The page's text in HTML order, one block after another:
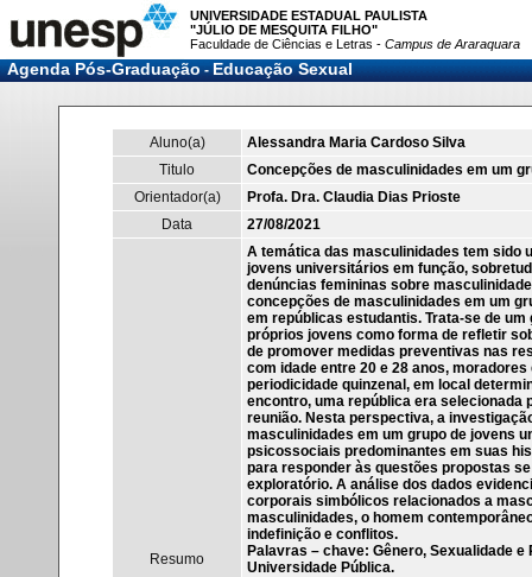
UNIVERSIDADE ESTADUAL PAULISTA
"JÚLIO DE MESQUITA FILHO"
Faculdade de Ciências e Letras - Campus de Araraquara
Agenda Pós-Graduação-Educação Sexual
Aluno(a)
Alessandra Maria Cardoso Silva
Titulo
Concepções de masculinidades em um
Orientador(a)
Profa. Dra. Claudia Dias Prioste
Data
27/08/2021
Resumo
A temática das masculinidades tem sido
jovens universitários em função,
denúncias femininas sobre
concepções de masculinidades em um
em repúblicas estudantis. Trata-se de
próprios jovens como forma de refletir
de promover medidas preventivas nas
com idade entre 20 e 28 anos,
periodicidade quinzenal, em local
encontro, uma república era selecionada
reunião. Nesta perspectiva, a
masculinidades em um grupo de jovens
psicossociais predominantes em suas
para responder às questões propostas
exploratório. A análise dos dados
corporais simbólicos relacionados a
masculinidades, o homem
indefinição e conflitos.
Palavras – chave: Gênero, Sexualidade
Universidade Pública.